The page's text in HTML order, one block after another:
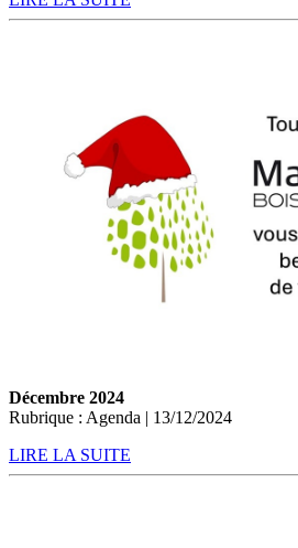
Décembre 2024
Rubrique : Agenda | 13/12/2024
LIRE LA SUITE